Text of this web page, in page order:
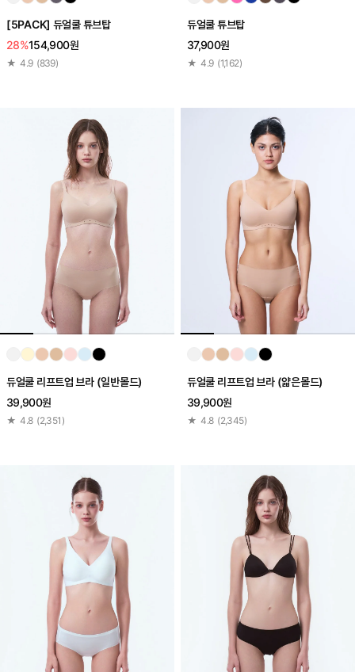
[5PACK] 듀얼쿨 튜브탑
28%154,900원
★ 4.9 (839)
듀얼쿨 튜브탑
37,900원
★ 4.9 (1,162)
듀얼쿨 리프트업 브라 (일반몰드)
39,900원
★ 4.8 (2,351 )
듀얼쿨 리프트업 브라 (얇은몰드)
39,900원
★ 4.8 (2,345)